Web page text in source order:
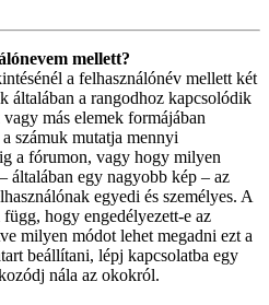
mellett?
a felhasználónév mellett két
általában a rangodhoz kapcsolódik
más elemek formájában
számuk mutatja mennyi
a fórumon, vagy hogy milyen
általában egy nagyobb kép – az
egyedi és személyes. A
hogy engedélyezett-e az
milyen módot lehet megadni ezt a
beállítani, lépj kapcsolatba egy
nála az okokról.